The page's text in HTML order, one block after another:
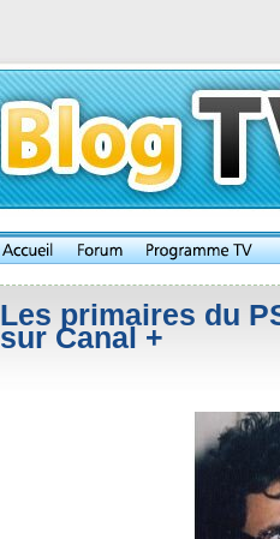
Les primaires du
sur Canal +